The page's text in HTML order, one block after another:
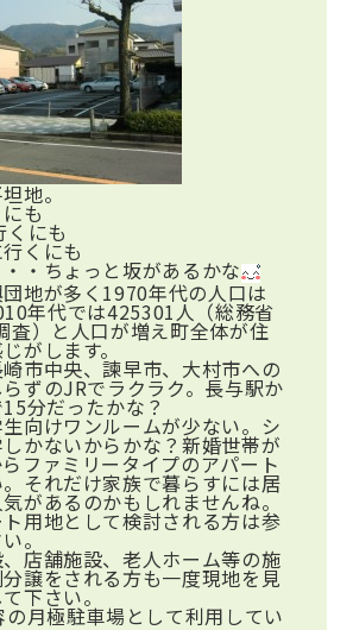
地。
も
くにも
くにも
・ちょっと坂があるかな
地が多く1970年代の人口は
年代では425301人（総務省
査）と人口が増え町全体が住
がします。
市中央、諫早市、大村市への
ずのJRでラクラク。長与駅か
分だったかな？
向けワンルームが少ない。シ
かないからかな？新婚世帯が
ファミリータイプのアパート
それだけ家族で暮らすには居
があるのかもしれませんね。
用地として検討される方は参
。
店舗施設、老人ホーム等の施
譲をされる方も一度現地を見
下さい。
月極駐車場として利用してい